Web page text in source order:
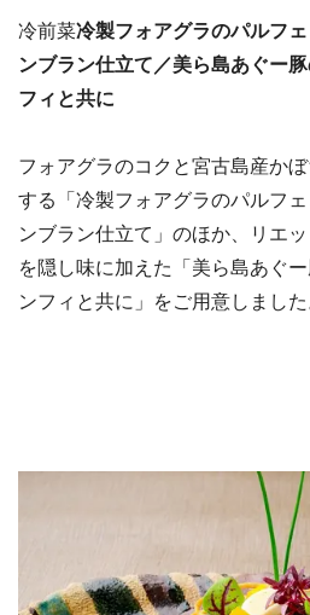
冷前菜冷製フォアグラのパルフ
ンブラン仕立て／美ら島あぐー
フィと共に
フォアグラのコクと宮古島産か
する「冷製フォアグラのパルフ
ンブラン仕立て」のほか、リエ
を隠し味に加えた「美ら島あぐ
ンフィと共に」をご用意しました